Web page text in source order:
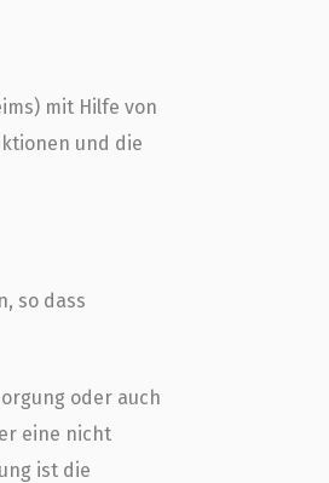
mit Hilfe von
und die
so dass
oder auch
eine nicht
ist die